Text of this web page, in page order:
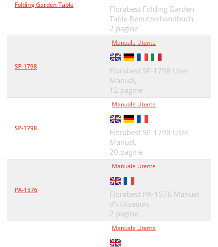
Folding Garden Table
Florabest Folding Garden
Table Benutzerhandbuch,
2 pagine
SP-1798
Manuale Utente
Florabest SP-1798 User
Manual,
12 pagine
SP-1798
Manuale Utente
Florabest SP-1798 User
Manual,
20 pagine
PA-1576
Manuale Utente
Florabest PA-1576 Manuel
d'utilisation,
2 pagine
Manuale Utente